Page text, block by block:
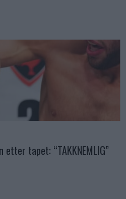
tapet: “TAKKNEMLIG”